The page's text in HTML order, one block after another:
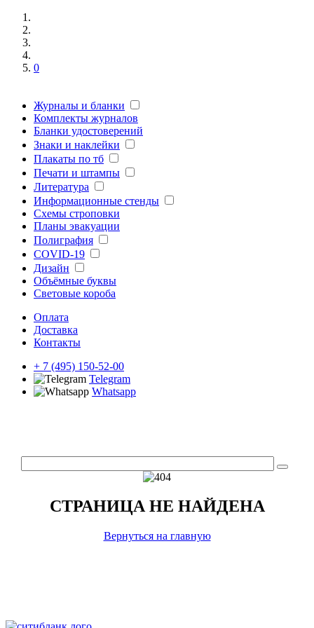
0
Журналы и бланки
Комплекты журналов
Бланки удостоверений
Знаки и наклейки
Плакаты по тб
Печати и штампы
Литература
Информационные стенды
Схемы строповки
Планы эвакуации
Полиграфия
COVID-19
Дизайн
Объёмные буквы
Световые короба
Оплата
Доставка
Контакты
+ 7 (495) 150-52-00
Telegram
Whatsapp
СТРАНИЦА НЕ НАЙДЕНА
Вернуться на главную